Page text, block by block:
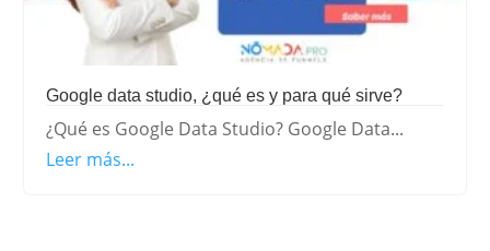
Google data studio, ¿qué es y para qué sirve?
¿Qué es Google Data Studio? Google Data...
Leer más...